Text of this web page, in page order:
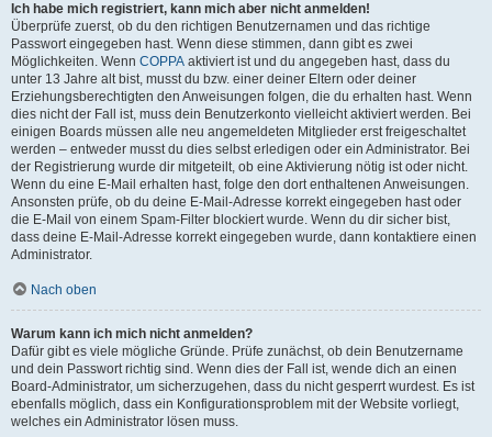
Ich habe mich registriert, kann mich aber nicht anmelden!
Überprüfe zuerst, ob du den richtigen Benutzernamen und das richtige
Passwort eingegeben hast. Wenn diese stimmen, dann gibt es zwei
Möglichkeiten. Wenn COPPA aktiviert ist und du angegeben hast, dass du
unter 13 Jahre alt bist, musst du bzw. einer deiner Eltern oder deiner
Erziehungsberechtigten den Anweisungen folgen, die du erhalten hast. Wenn
dies nicht der Fall ist, muss dein Benutzerkonto vielleicht aktiviert werden. Bei
einigen Boards müssen alle neu angemeldeten Mitglieder erst freigeschaltet
werden – entweder musst du dies selbst erledigen oder ein Administrator. Bei
der Registrierung wurde dir mitgeteilt, ob eine Aktivierung nötig ist oder nicht.
Wenn du eine E-Mail erhalten hast, folge den dort enthaltenen Anweisungen.
Ansonsten prüfe, ob du deine E-Mail-Adresse korrekt eingegeben hast oder
die E-Mail von einem Spam-Filter blockiert wurde. Wenn du dir sicher bist,
dass deine E-Mail-Adresse korrekt eingegeben wurde, dann kontaktiere einen
Administrator.
Nach oben
Warum kann ich mich nicht anmelden?
Dafür gibt es viele mögliche Gründe. Prüfe zunächst, ob dein Benutzername
und dein Passwort richtig sind. Wenn dies der Fall ist, wende dich an einen
Board-Administrator, um sicherzugehen, dass du nicht gesperrt wurdest. Es ist
ebenfalls möglich, dass ein Konfigurationsproblem mit der Website vorliegt,
welches ein Administrator lösen muss.